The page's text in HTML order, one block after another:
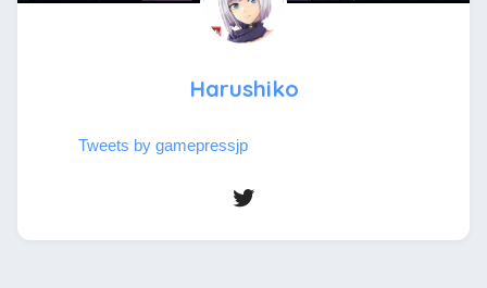
Harushiko
Tweets by gamepressjp